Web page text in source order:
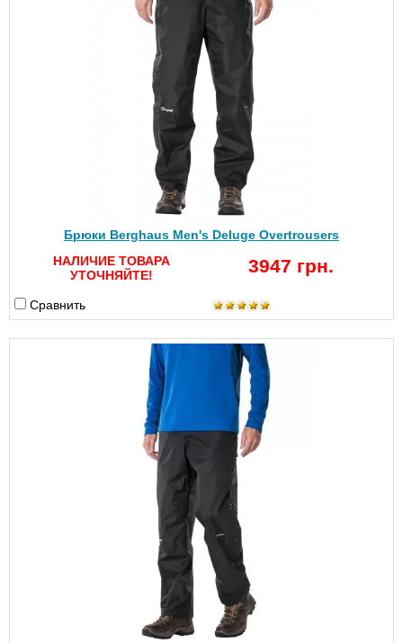
Брюки Berghaus Men's Deluge Overtrousers
НАЛИЧИЕ ТОВАРА
УТОЧНЯЙТЕ!
3947 грн.
Сравнить